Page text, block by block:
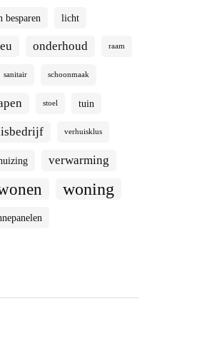
besparen licht
onderhoud raam
sanitair schoonmaak
stoel tuin
verhuisklus
verwarming
woning